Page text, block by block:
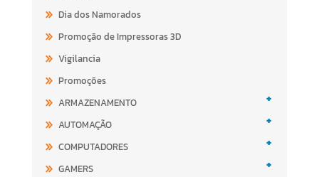
Dia dos Namorados
Promoção de Impressoras 3D
Vigilancia
Promoções
ARMAZENAMENTO
+
AUTOMAÇÃO +
COMPUTADORES +
GAMERS +